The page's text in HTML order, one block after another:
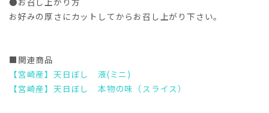
お好みの厚さにカットしてからお召し上がり下さい。
■関連商品
【宮崎産】天日ぼし 液(ミニ)
【宮崎産】天日ぼし 本物の味（スライス）